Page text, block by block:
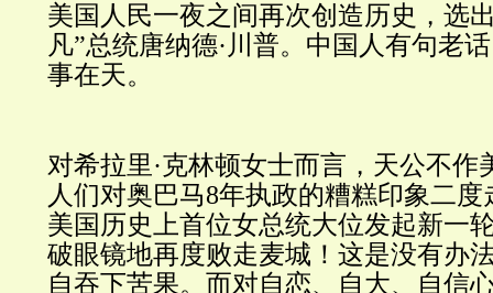
美国人民一夜之间再次创造历史，选
凡”总统唐纳德·川普。中国人有句老
事在天。
对希拉里·克林顿女士而言，天公不作
人们对奥巴马8年执政的糟糕印象二
美国历史上首位女总统大位发起新一
破眼镜地再度败走麦城！这是没有办
自吞下苦果。而对自恋、自大、自信